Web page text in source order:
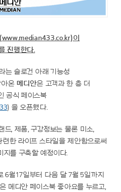
이
진행한다.
는 슬로건 아래 기능성
아온 메디안은 고객과 한 층 더
공식 페이스북
) 을 오픈했다.
드, 제품, 구강정보는 물론 미소,
한 라이프 스타일을 제안함으로써
지를 구축할 예정이다.
6월17일부터 다음 달 7월 5일까지
메디안 페이스북 좋아요를 누르고,